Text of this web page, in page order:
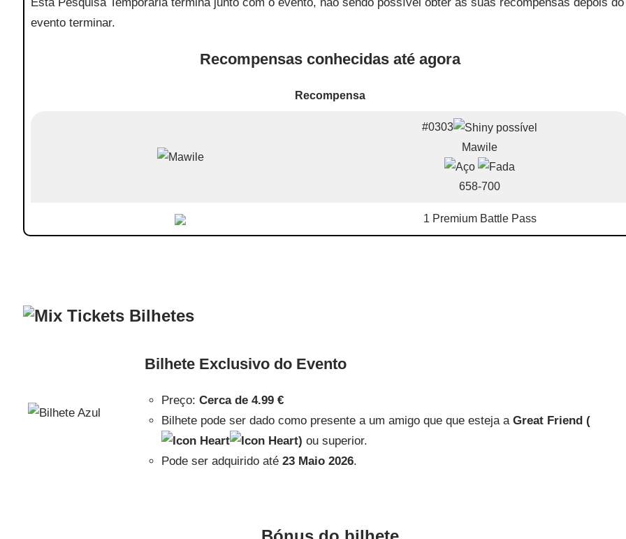
evento terminar.
Recompensas conhecidas até agora
Recompensa
#0303
Mawile
658-700
1 Premium Battle Pass
Bilhetes
Bilhete Exclusivo do Evento
Preço: Cerca de 4.99 €
Bilhete pode ser dado como presente a um amigo que que esteja a Great Friend (
) ou superior.
Pode ser adquirido até 23 Maio 2026.